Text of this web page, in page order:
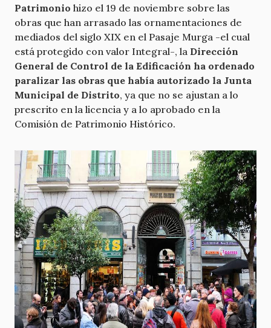
Patrimonio hizo el 19 de noviembre sobre las
obras que han arrasado las ornamentaciones de
mediados del siglo XIX en el Pasaje Murga -el cual
está protegido con valor Integral-, la Dirección
General de Control de la Edificación ha ordenado
paralizar las obras que había autorizado la Junta
Municipal de Distrito, ya que no se ajustan a lo
prescrito en la licencia y a lo aprobado en la
Comisión de Patrimonio Histórico.